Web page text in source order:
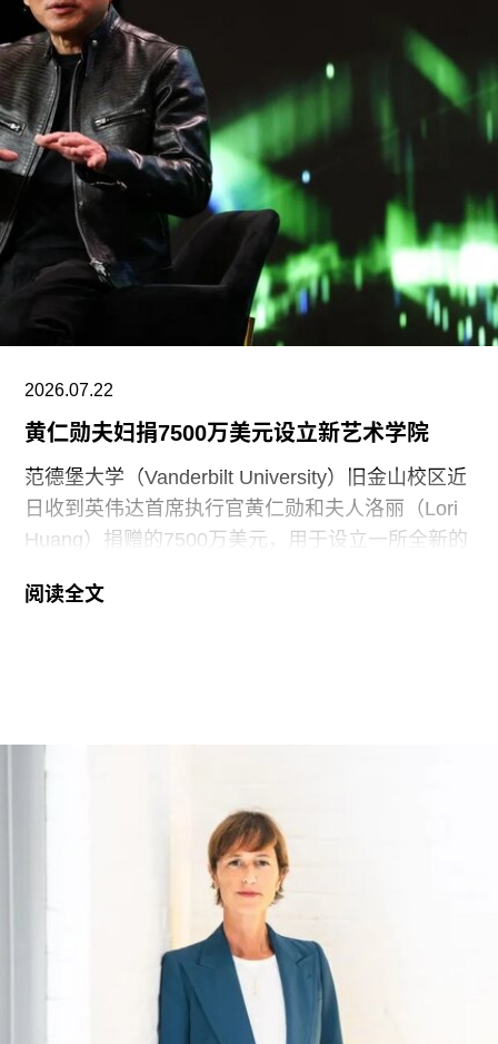
行的首届卡塔尔鲁拜亚四年展（Rubaiya
Qatar）。2017年至2022年，他曾担任柏林世界文
化宫（Haus der Kulturen der Welt）项目委员会成
员。自2025年起，他还担任国际现代艺术博物馆与
收藏委员会（CIMAM）理事。
上一届爱知三年展于2025年举行，主题为“灰烬与
蔷薇之间的时光”（A Time Between Ashes and
Roses），由沙迦艺术基金会主席兼创始人胡尔·卡
西米（Hoor Al Qasimi）担任艺术总监。
2026.07.22
黄仁勋夫妇捐7500万美元设立新艺术学院
范德堡大学（Vanderbilt University）旧金山校区近
日收到英伟达首席执行官黄仁勋和夫人洛丽（Lori
Huang）捐赠的7500万美元，用于设立一所全新的
筑与设计学院”，具体名称尚待校方批准。目前，学
后一家非营利性艺术院校，但近年来持续受招生人
数下降和预算赤字影响导致裁员，最终于今年年初
被范德堡大学收购。根据收购协议，加州艺术学院
将于2026-27学年结束后停止办学。
这笔捐赠是黄仁勋夫妇迄今向教育机构提供的最大
单笔捐款，金额超过了此前向其母校俄勒冈州立大
学捐赠的5000万美元。加上去年2月向范德堡大学
捐赠的2250万美元，黄仁勋夫妇对该校的捐赠总额
已达到9750万美元。同时，他们还带动了其他慈善
阅读全文